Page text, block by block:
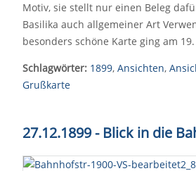
Motiv, sie stellt nur einen Beleg
Basilika auch allgemeiner Art
besonders schöne Karte ging am
Schlagwörter: 1899, Ansichten,
Grußkarte
27.12.1899 - Blick in die